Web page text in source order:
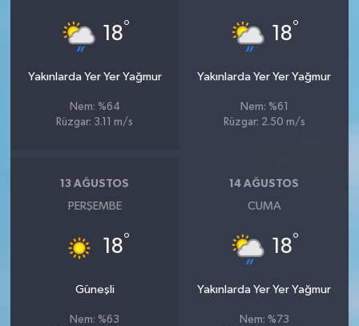
18°
Yakınlarda Yer Yer Yağmur
Nem: %64
Rüzgar: 3.11 m/s
18°
Yakınlarda Yer Yer Yağmur
Nem: %61
Rüzgar: 2.50 m/s
13 AĞUSTOS
PERŞEMBE
18°
Güneşli
Nem: %63
14 AĞUSTOS
CUMA
18°
Yakınlarda Yer Yer Yağmur
Nem: %73